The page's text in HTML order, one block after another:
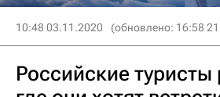
10:48 03.11.2020 (обновлено: 16:58
Российские туристы